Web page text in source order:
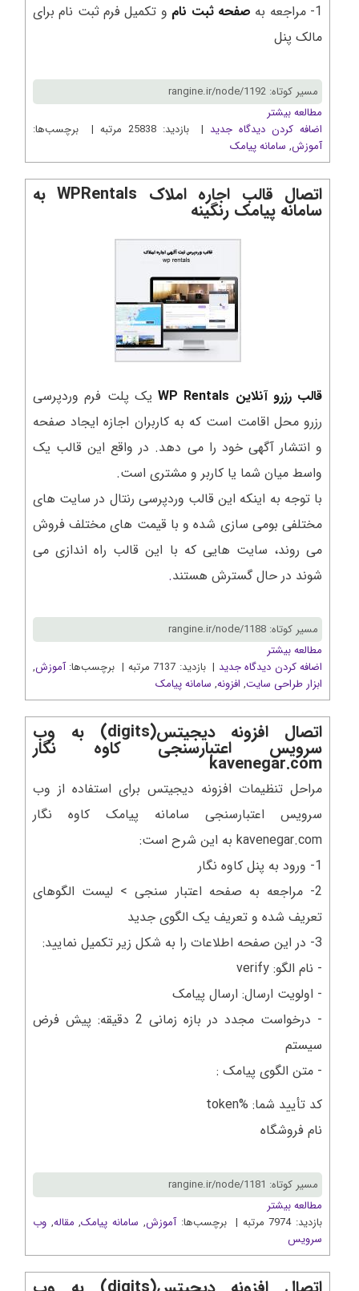
1- مراجعه به
صفحه ثبت نام و تکمیل فرم ثبت نام برای
مالک پنل
مسیر کوتاه: rangine.ir/node/1192
مطالعه بیشتر
اضافه کردن دیدگاه جدید | بازدید: 25838 مرتبه | برچسب‌ها:
آموزش, سامانه پیامک
اتصال قالب اجاره املاک WPRentals به
سامانه پیامک رنگینه
قالب رزرو آنلاین WP Rentals
یک پلت فرم وردپرسی
رزرو محل اقامت است که به کاربران اجازه ایجاد صفحه
و انتشار آگهی خود را می دهد. در واقع این قالب یک
واسط میان شما یا کاربر و مشتری است.
با توجه به اینکه این قالب وردپرسی رنتال در سایت های
مختلفی بومی سازی شده و با قیمت های مختلف فروش
می روند، سایت هایی که با این قالب راه اندازی می
شوند در حال گسترش هستند.
مسیر کوتاه: rangine.ir/node/1188
مطالعه بیشتر
اضافه کردن دیدگاه جدید | بازدید: 7137 مرتبه | برچسب‌ها: آموزش,
ابزار طراحی سایت, افزونه, سامانه پیامک
اتصال افزونه دیجیتس(digits) به وب
سرویس اعتبارسنجی کاوه نگار
kavenegar.com
مراحل تنظیمات افزونه دیجیتس برای استفاده از وب
سرویس اعتبارسنجی سامانه پیامک کاوه نگار
kavenegar.com به این شرح است:
1- ورود به پنل کاوه نگار
2- مراجعه به صفحه اعتبار سنجی > لیست الگوهای
تعریف شده و تعریف یک الگوی جدید
3- در این صفحه اطلاعات را به شکل زیر تکمیل نمایید:
- نام الگو: verify
- اولویت ارسال: ارسال پیامک
- درخواست مجدد در بازه زمانی 2 دقیقه: پیش فرض
سیستم
- متن الگوی پیامک :
کد تأیید شما: %token
نام فروشگاه
مسیر کوتاه: rangine.ir/node/1181
مطالعه بیشتر
بازدید: 7974 مرتبه | برچسب‌ها:
آموزش, سامانه پیامک, مقاله, وب
سرويس